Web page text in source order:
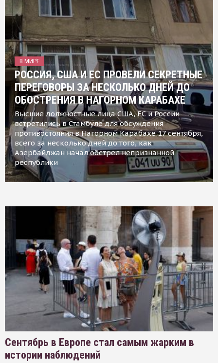
В МИРЕ
РОССИЯ, США И ЕС ПРОВЕЛИ СЕКРЕТНЫЕ
ПЕРЕГОВОРЫ ЗА НЕСКОЛЬКО ДНЕЙ ДО
ОБОСТРЕНИЯ В НАГОРНОМ КАРАБАХЕ
Высшие должностные лица США, ЕС и России
встретились в Стамбуле для обсуждения
противостояния в Нагорном Карабахе 17 сентября,
всего за несколько дней до того, как
Азербайджан начал обстрел непризнанной
республики
Сентябрь в Европе стал самым жарким в
истории наблюдений